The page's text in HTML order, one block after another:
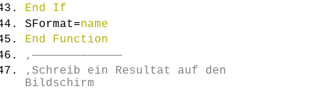
End
If
SFormat=name
End
Function
‚—————————————
‚Schreib ein Resultat auf den
Bildschirm